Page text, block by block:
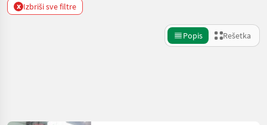
x Izbriši sve filtre
Popis Rešetka